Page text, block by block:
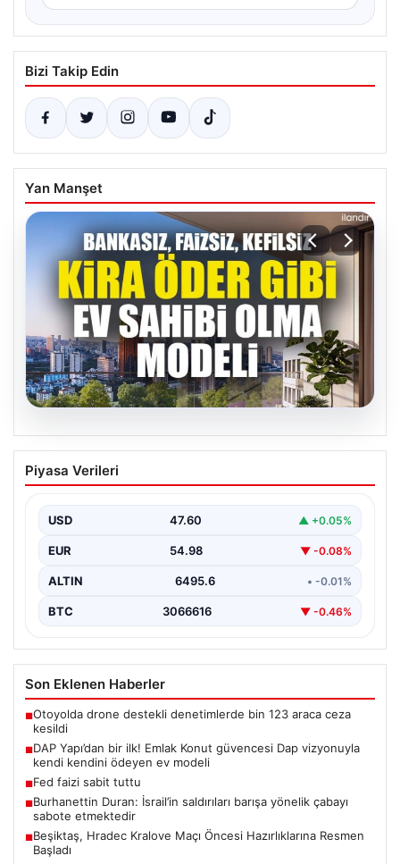
Bizi Takip Edin
Yan Manşet
05.08.2026
DAP Yapı’dan bir ilk! Emlak Konut
güvencesi Dap vizyonuyla kendi
Piyasa Verileri
USD 47.60 ▲ +0.05%
EUR 54.98 ▼ -0.08%
ALTIN 6495.6 • -0.01%
BTC 3066616 ▼ -0.46%
Son Eklenen Haberler
■Otoyolda drone destekli denetimlerde bin 123 araca ceza
kesildi
■DAP Yapı’dan bir ilk! Emlak Konut güvencesi Dap vizyonuyla
kendi kendini ödeyen ev modeli
■Fed faizi sabit tuttu
■Burhanettin Duran: İsrail’in saldırıları barışa yönelik çabayı
sabote etmektedir
■Beşiktaş, Hradec Kralove Maçı Öncesi Hazırlıklarına Resmen
Başladı